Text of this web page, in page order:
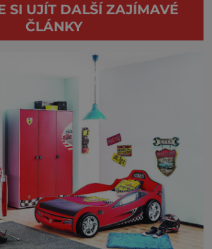
SI UJÍT DALŠÍ ZAJÍMAVÉ
ČLÁNKY